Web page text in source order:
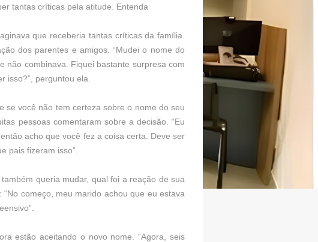
tantas críticas pela atitude. Entenda
que receberia tantas críticas da família.
dos parentes e amigos. “Mudei o nome do
não combinava. Fiquei bastante surpresa com
isso?”, perguntou ela.
se você não tem certeza sobre o nome do seu
pessoas comentaram sobre a decisão. “Eu
acho que você fez a coisa certa. Deve ser
pais fizeram isso”.
queria mudar, qual foi a reação de sua
começo, meu marido achou que eu estava
estão aceitando o novo nome. “Agora, seis